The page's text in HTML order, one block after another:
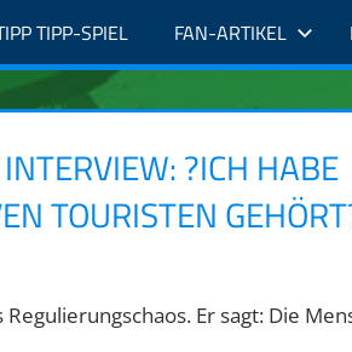
TIPP-SPIEL FAN-ARTIKEL
?ICH HABE
TOURISTEN
Er sagt: Die